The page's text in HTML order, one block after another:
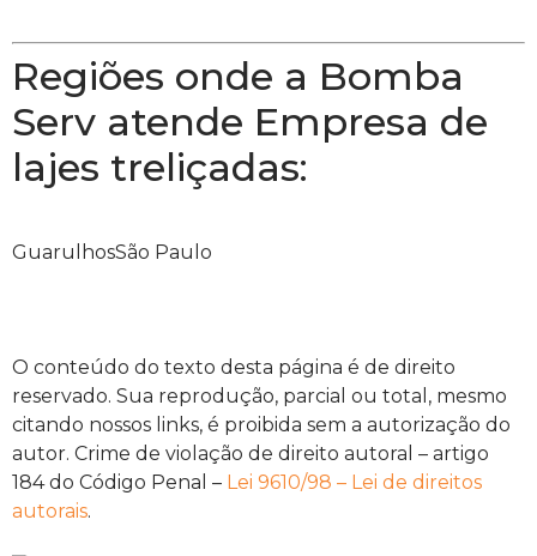
Regiões onde a Bomba
Serv atende Empresa de
lajes treliçadas:
GuarulhosSão Paulo
O conteúdo do texto desta página é de direito
reservado. Sua reprodução, parcial ou total, mesmo
citando nossos links, é proibida sem a autorização do
autor. Crime de violação de direito autoral – artigo
184 do Código Penal – Lei 9610/98 – Lei de direitos
autorais.